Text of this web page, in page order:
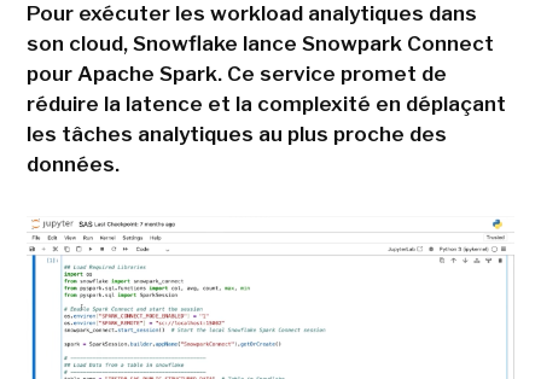
Pour exécuter les workload analytiques dans
son cloud, Snowflake lance Snowpark Connect
pour Apache Spark. Ce service promet de
réduire la latence et la complexité en déplaçant
les tâches analytiques au plus proche des
données.